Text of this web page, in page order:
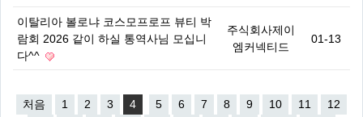
이탈리아 볼로냐 코스모프로프 뷰티 박
람회 2026 같이 하실 통역사님 모십니
다^^
주식회사제이
엠커넥티드
01-13
처음 1 2 3 4 5 6 7 8 9 10 11
12